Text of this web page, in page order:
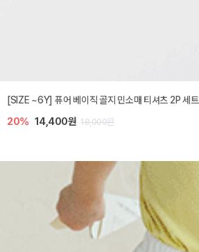
[SIZE ~6Y] 퓨어 베이직 골지 민소매 티셔츠 2P 세트
20% 14,400원 18,000원